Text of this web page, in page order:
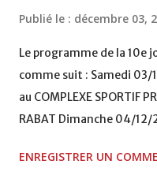
Publié le : décembre 03,
Le programme de la 10e
comme suit : Samedi 03/
au COMPLEXE SPORTIF
RABAT Dimanche 04/12/
TERRAIN EL ABDI - EL
ENREGISTRER UN